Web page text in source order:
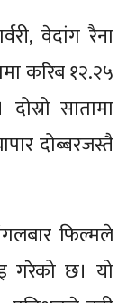
वेदांग रैना
करिब १२.२५
सातामा
दोब्बरजस्तै
फिल्मले
गरेको छ। यो